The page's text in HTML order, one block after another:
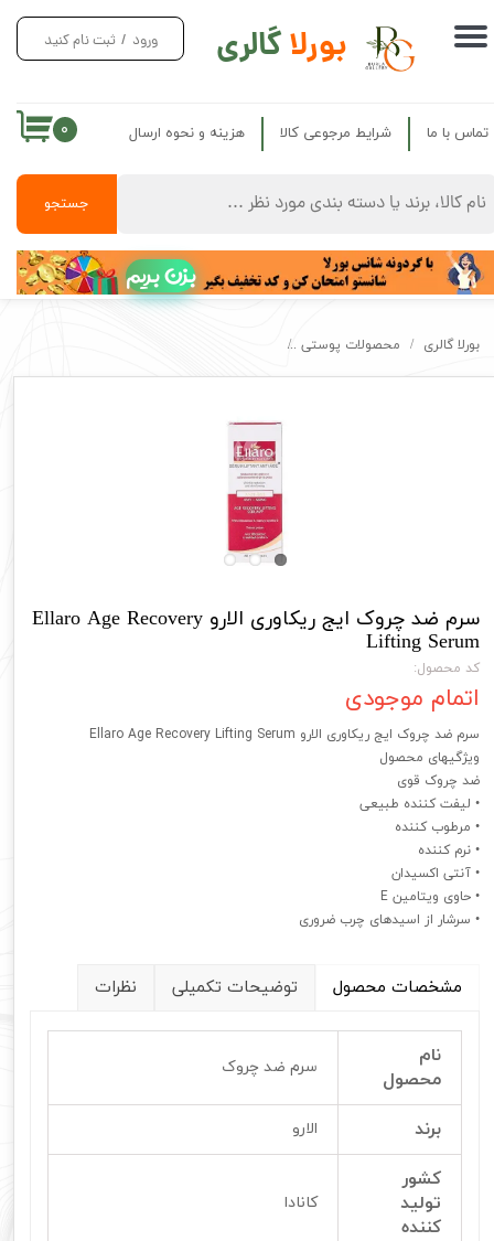
بورلاگالری
جستجو
ورود / ثبت نام کنید
حساب کاربری من
سفارشات
خروج از حساب کاربری
۰ تماس با ما شرایط مرجوعی کالا هزینه و نحوه ارسال
بزن بریم
بورلا گالری محصولات پوستی
سرم ضد چروک ایج ریکاوری الارو Ellaro Age Recovery
Lifting Serum
کد محصول:
اتمام موجودی
سرم ضد چروک ایج ریکاوری الارو Ellaro Age Recovery Lifting Serum
ویژگیهای محصول
ضد چروک قوی
• لیفت کننده طبیعی
• مرطوب کننده
• نرم کننده
• آنتی اکسیدان
• حاوی ویتامین E
• سرشار از اسیدهای چرب ضروری
مشخصات محصول توضیحات تکمیلی نظرات
نام
محصول
سرم ضد چروک
برند الارو
کشور
تولید
کننده
کانادا